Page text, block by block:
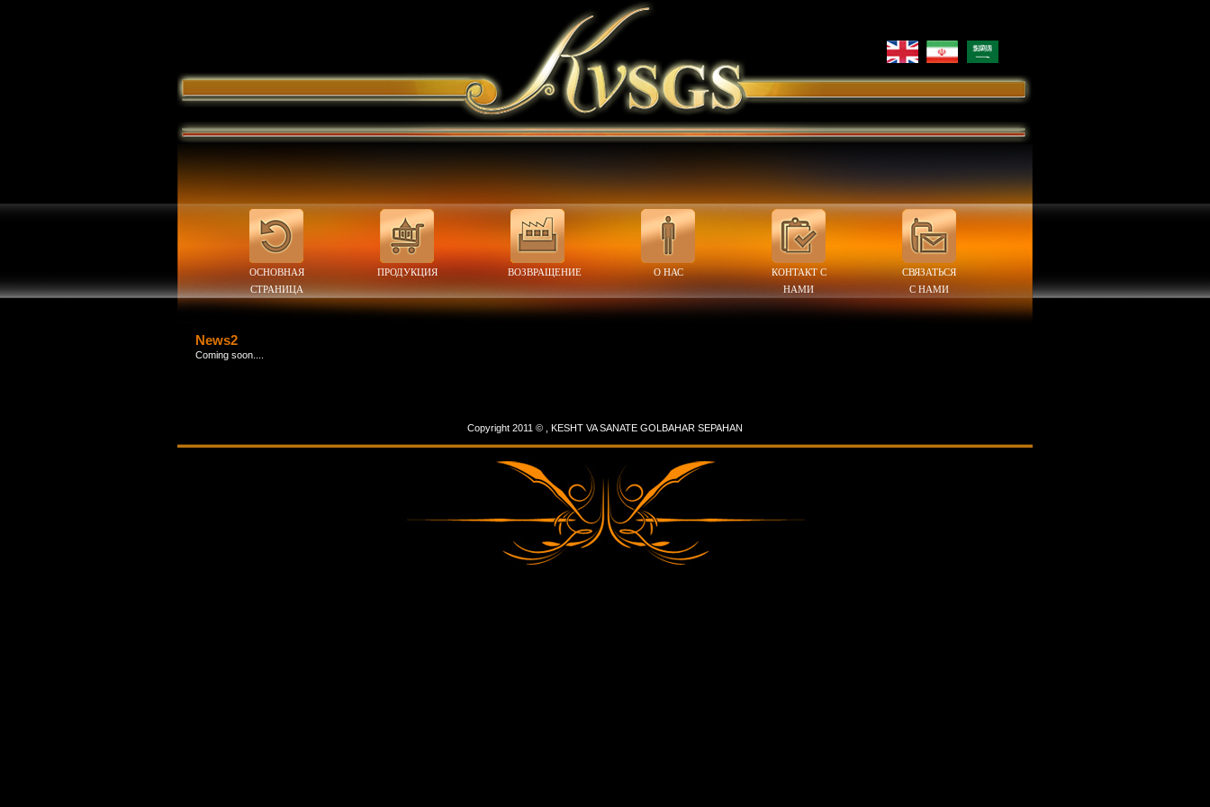
ОСНОВНАЯ
СТРАНИЦА
ПРОДУКЦИЯ ВОЗВРАЩЕНИЕ О НАС
КОНТАКТ С
НАМИ
СВЯЗАТЬСЯ
С НАМИ
News2
Coming soon....
Copyright 2011 © , KESHT VA SANATE GOLBAHAR SEPAHAN